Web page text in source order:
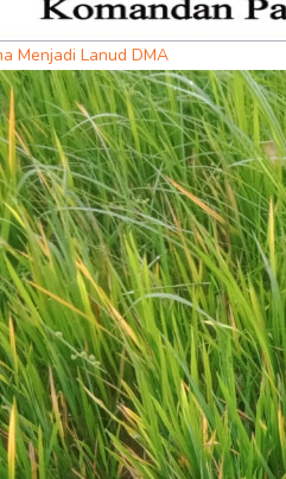
Menjadi Lanud DMA